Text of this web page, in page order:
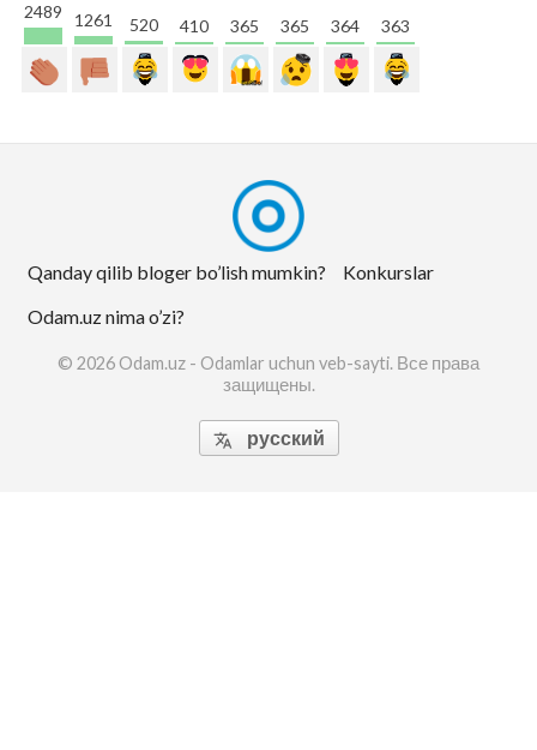
2489 1261 520 410 365 365 364 363
Qanday qilib bloger bo’lish mumkin?
Konkurslar
Odam.uz nima o’zi?
© 2026 Odam.uz - Odamlar uchun veb-sayti. Все права
защищены.
 русский